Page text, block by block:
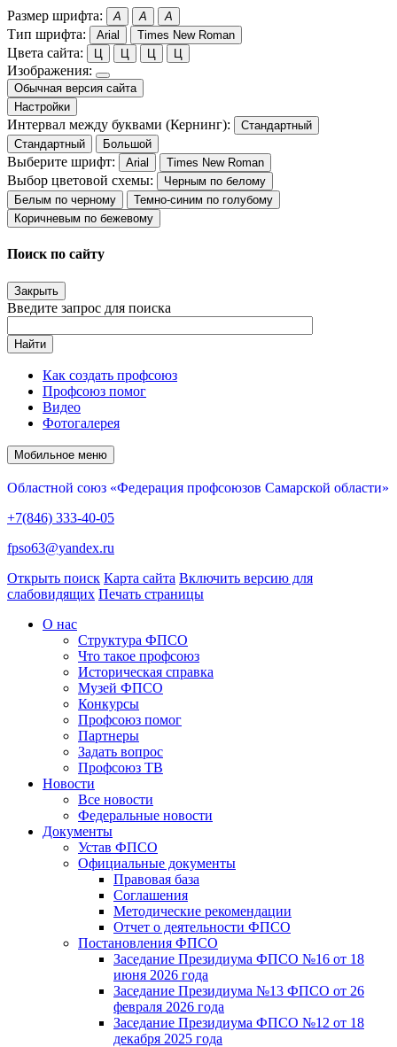
Размер шрифта: A A A
Тип шрифта: Arial Times New Roman
Цвета сайта: Ц Ц Ц Ц
Изображения:
Обычная версия сайта
Настройки
Интервал между буквами (Кернинг):
Стандартный
Стандартный
Большой
Выберите шрифт: Arial Times New Roman
Выбор цветовой схемы:
Черным по белому
Белым по черному
Темно-синим по голубому
Коричневым по бежевому
Поиск по сайту
Закрыть
Введите запрос для поиска
Найти
Как создать профсоюз
Профсоюз помог
Видео
Фотогалерея
Мобильное меню
Областной союз «Федерация профсоюзов Самарской области»
+7(846) 333-40-05
fpso63@yandex.ru
Открыть поиск Карта сайта Включить версию для
слабовидящих Печать страницы
О нас
Структура ФПСО
Что такое профсоюз
Историческая справка
Музей ФПСО
Конкурсы
Профсоюз помог
Партнеры
Задать вопрос
Профсоюз ТВ
Новости
Все новости
Федеральные новости
Документы
Устав ФПСО
Официальные документы
Правовая база
Соглашения
Методические рекомендации
Отчет о деятельности ФПСО
Постановления ФПСО
Заседание Президиума ФПСО №16 от 18
июня 2026 года
Заседание Президиума №13 ФПСО от 26
февраля 2026 года
Заседание Президиума ФПСО №12 от 18
декабря 2025 года